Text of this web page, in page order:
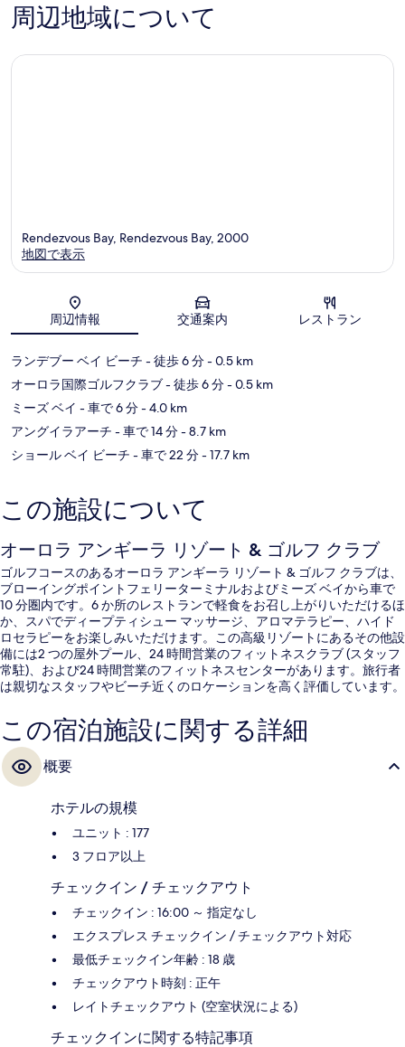
件
の
コ
口
周辺地域について
地図
Rendezvous Bay, Rendezvous Bay, 2000
地図で表示
周辺情報 交通案内 レストラン
ランデブー ベイ ビーチ - 徒歩 6 分- 0.5 km
オーロラ国際ゴルフクラブ- 徒歩 6 分- 0.5 km
ミーズ ベイ - 車で 6 分- 4.0 km
アングイラアーチ - 車で 14 分- 8.7 km
ショール ベイ ビーチ - 車で 22 分- 17.7 km
この施設について
オーロラ アンギーラ リゾート & ゴルフ クラブ
ゴルフコースのあるオーロラ アンギーラ リゾート & ゴルフ クラブは、
ブローイングポイントフェリーターミナルおよびミーズ ベイから車で
10 分圏内です。6 か所のレストランで軽食をお召し上がりいただけるほ
か、スパでディープティシュー マッサージ、アロマテラピー、ハイド
ロセラピーをお楽しみいただけます。この高級リゾートにあるその他設
備には2 つの屋外プール、24 時間営業のフィットネスクラブ (スタッフ
常駐)、および24 時間営業のフィットネスセンターがあります。旅行者
は親切なスタッフやビーチ近くのロケーションを高く評価しています。
この宿泊施設に関する詳細
概要
ホテルの規模
ユニット : 177
3 フロア以上
チェックイン / チェックアウト
チェックイン : 16:00 ～ 指定なし
エクスプレス チェックイン / チェックアウト対応
最低チェックイン年齢 : 18 歳
チェックアウト時刻 : 正午
レイトチェックアウト (空室状況による)
チェックインに関する特記事項